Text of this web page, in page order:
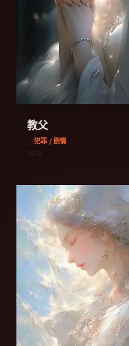
教父
犯罪 / 剧情
1972